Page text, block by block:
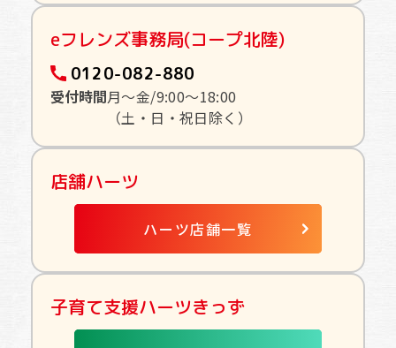
eフレンズ事務局(コープ北陸)
0120-082-880
受付時間月〜金/9:00〜18:00
（土・日・祝日除く）
店舗ハーツ
ハーツ店舗一覧
子育て支援ハーツきっず